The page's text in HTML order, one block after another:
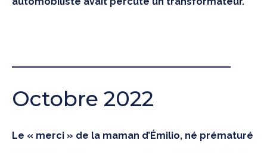
Octobre 2022
Le « merci » de la maman d’Émilio, né prématuré